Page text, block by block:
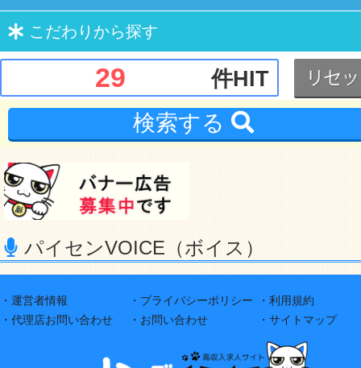
こだわり から探す
29 件HIT
検索する
パイセンVOICE（ボイス）
・運営者情報
・代理店お問い合わせ
・プライバシーポリシー
・お問い合わせ
・利用規約
・サイトマップ